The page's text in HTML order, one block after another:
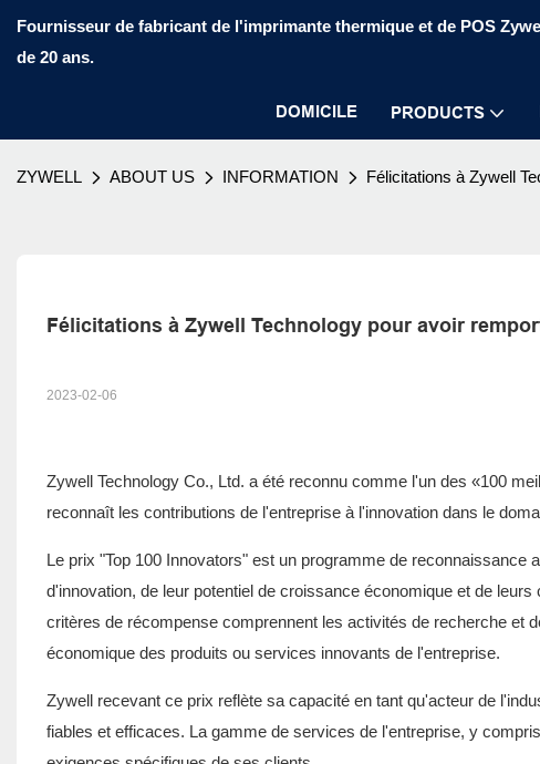
Fournisseur de fabricant de l'imprimante thermique et de POS
de 20 ans.
DOMICILE PRODUCTS
ZYWELL ABOUT US INFORMATION Félicitations à Zywell
Félicitations à Zywell Technology pour avoir
2023-02-06
Zywell Technology Co., Ltd. a été reconnu comme l'un des «100
reconnaît les contributions de l'entreprise à l'innovation dans le
Le prix "Top 100 Innovators" est un programme de
d'innovation, de leur potentiel de croissance économique et de
critères de récompense comprennent les activités de recherche et
économique des produits ou services innovants de l'entreprise.
Zywell recevant ce prix reflète sa capacité en tant qu'acteur de
fiables et efficaces. La gamme de services de l'entreprise, y